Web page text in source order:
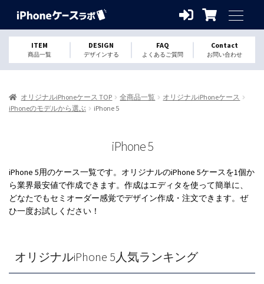
ITEM
商品一覧
DESIGN
デザインする
FAQ
よくあるご質問
Contact
お問い合わせ
オリジナルiPhoneケース TOP 全商品一覧
オリジナルiPhoneケース
iPhoneのモデルから選ぶ
iPhone 5
iPhone 5
iPhone 5用のケース一覧です。オリジナルのiPhone 5ケースを1個か
ら業界最安値で作成できます。作成はエディタを使って簡単に、
どなたでもセミオーダー感覚でデザイン作成・注文できます。ぜ
ひ一度お試しください！
オリジナルiPhone 5人気ランキング